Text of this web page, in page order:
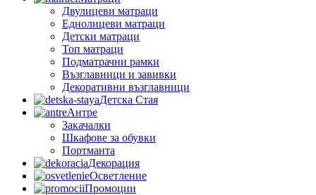
Двулицеви матраци
Еднолицеви матраци
Детски матраци
Топ матраци
Подматрачни рамки
Възглавници и завивки
Декоративни възглавници
Детска Стая
Антре
Закачалки
Шкафове за обувки
Портманта
Декорация
Осветление
Промоции